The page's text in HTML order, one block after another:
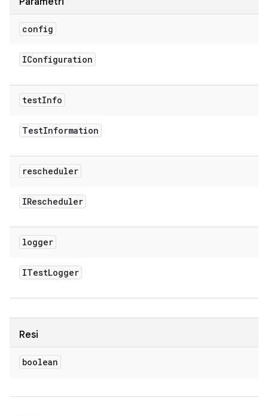
config
IConfiguration
testInfo
TestInformation
rescheduler
IRescheduler
logger
ITestLogger
Resi
boolean